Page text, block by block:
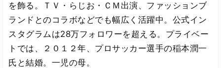
を飾る。ＴＶ・らじお・ＣＭ出演、ファッションブ
ランドとのコラボなどでも幅広く活躍中。公式イン
スタグラムは28万フォロワーを超える。プライベー
トでは、２０１２年、プロサッカー選手の稲本潤一
氏と結婚。一児の母。